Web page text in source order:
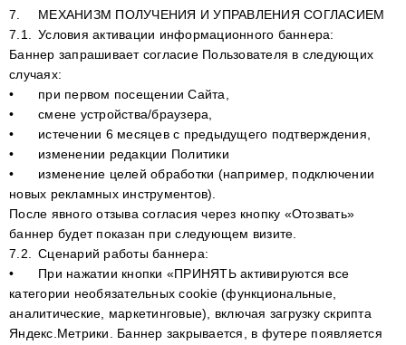
7.
МЕХАНИЗМ ПОЛУЧЕНИЯ И УПРАВЛЕНИЯ СОГЛАСИЕМ
7.1.
Условия активации информационного баннера:
Баннер запрашивает согласие Пользователя в следующих
случаях:
•
при первом посещении Сайта,
•
смене устройства/браузера,
•
истечении 6 месяцев с предыдущего подтверждения,
•
изменении редакции Политики
•
изменение целей обработки (например, подключении
новых рекламных инструментов).
После явного отзыва согласия через кнопку «Отозвать»
баннер будет показан при следующем визите.
7.2.
Сценарий работы баннера:
•
При нажатии кнопки «ПРИНЯТЬ активируются все
категории необязательных cookie (функциональные,
аналитические, маркетинговые), включая загрузку скрипта
Яндекс.Метрики. Баннер закрывается, в футере появляется